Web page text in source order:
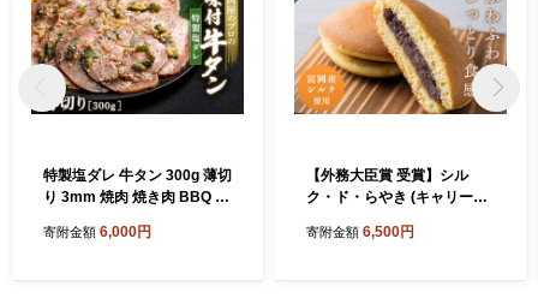
特製塩ダレ 牛タン 300g 薄切
り 3mm 焼肉 焼き肉 BBQ キ
ん スライス 冷凍 牛肉 群馬県
寄附金額 6,000円
【外務大臣賞 受賞】シル
ク・ド・らやき (キャリー箱
どらやき 銘菓 まゆ菓優 田島
寄附金額 6,500円